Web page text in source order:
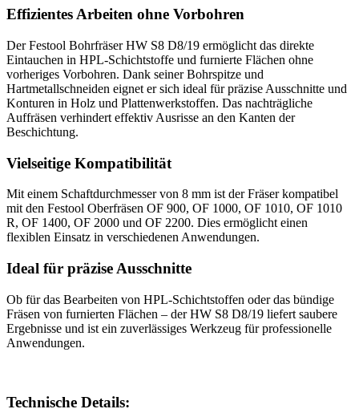
Effizientes Arbeiten ohne Vorbohren
Der Festool Bohrfräser HW S8 D8/19 ermöglicht das direkte
Eintauchen in HPL-Schichtstoffe und furnierte Flächen ohne
vorheriges Vorbohren. Dank seiner Bohrspitze und
Hartmetallschneiden eignet er sich ideal für präzise Ausschnitte und
Konturen in Holz und Plattenwerkstoffen. Das nachträgliche
Auffräsen verhindert effektiv Ausrisse an den Kanten der
Beschichtung.
Vielseitige Kompatibilität
Mit einem Schaftdurchmesser von 8 mm ist der Fräser kompatibel
mit den Festool Oberfräsen OF 900, OF 1000, OF 1010, OF 1010
R, OF 1400, OF 2000 und OF 2200. Dies ermöglicht einen
flexiblen Einsatz in verschiedenen Anwendungen.
Ideal für präzise Ausschnitte
Ob für das Bearbeiten von HPL-Schichtstoffen oder das bündige
Fräsen von furnierten Flächen – der HW S8 D8/19 liefert saubere
Ergebnisse und ist ein zuverlässiges Werkzeug für professionelle
Anwendungen.
Technische Details: